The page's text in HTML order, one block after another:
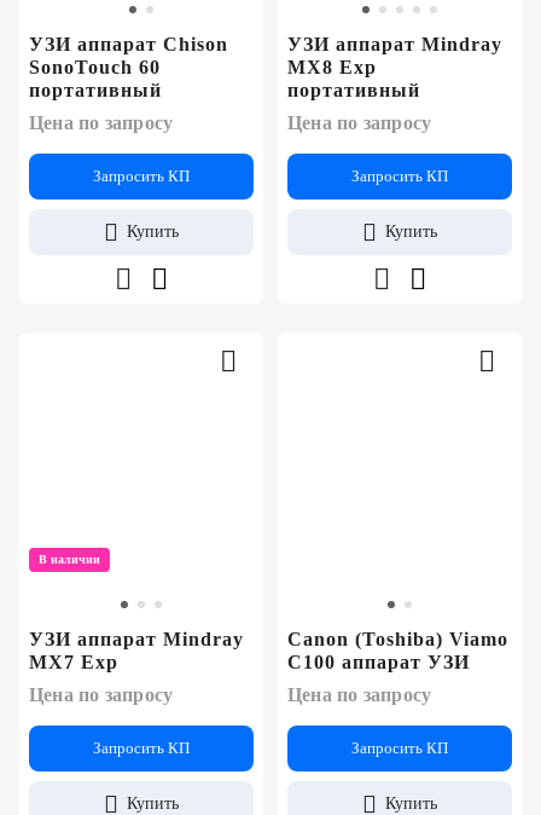
УЗИ аппарат Chison
SonoTouch 60
портативный
Цена по запросу
Запросить КП
Купить
УЗИ аппарат Mindray
MX8 Exp
портативный
Цена по запросу
Запросить КП
Купить
В наличии
УЗИ аппарат Mindray
MX7 Exp
Цена по запросу
Запросить КП
Купить
Canon (Toshiba) Viamo
C100 аппарат УЗИ
Цена по запросу
Запросить КП
Купить